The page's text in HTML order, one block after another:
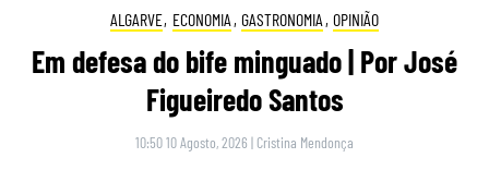
ALGARVE, ECONOMIA , GASTRONOMIA , OPINIÃO
Em defesa do bife minguado | Por José
Figueiredo Santos
10:50 10 Agosto, 2026 | Cristina Mendonça